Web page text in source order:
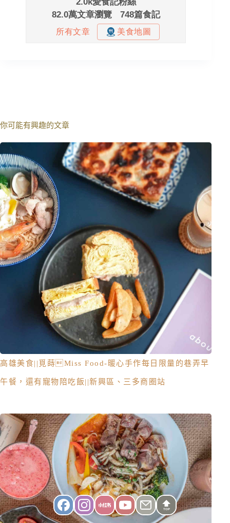
你可能有興趣的文章
高雄美食||覓蒔Miss Food-暖心手作每日限量的巷弄早
午餐，還有寵物陪吃飯||新興區、三多商圈站
TOP